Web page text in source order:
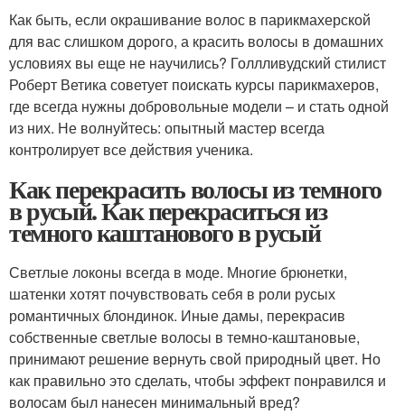
Как быть, если окрашивание волос в парикмахерской
для вас слишком дорого, а красить волосы в домашних
условиях вы еще не научились? Голлливудский стилист
Роберт Ветика советует поискать курсы парикмахеров,
где всегда нужны добровольные модели – и стать одной
из них. Не волнуйтесь: опытный мастер всегда
контролирует все действия ученика.
Как перекрасить волосы из темного
в русый. Как перекраситься из
темного каштанового в русый
Светлые локоны всегда в моде. Многие брюнетки,
шатенки хотят почувствовать себя в роли русых
романтичных блондинок. Иные дамы, перекрасив
собственные светлые волосы в темно-каштановые,
принимают решение вернуть свой природный цвет. Но
как правильно это сделать, чтобы эффект понравился и
волосам был нанесен минимальный вред?